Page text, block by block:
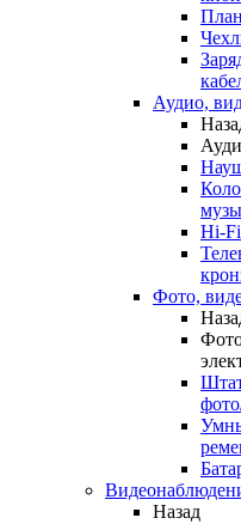
Аудио,
Hi-
Фото,
Назад